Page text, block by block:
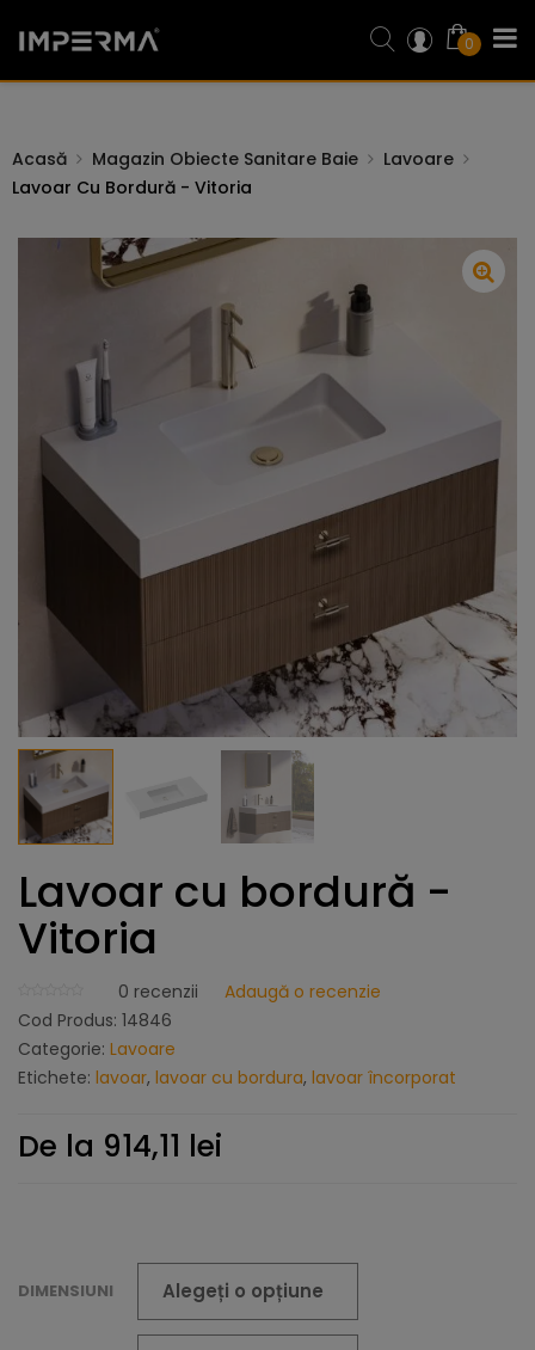
0
Acasă Magazin Obiecte Sanitare Baie
Lavoare
Lavoar Cu Bordură - Vitoria
Lavoar cu bordură -
Vitoria
0 recenzii
Adaugă o recenzie
Cod Produs: 14846
Categorie: Lavoare
Etichete: lavoar, lavoar cu bordura, lavoar încorporat
De la 914,11 lei
DIMENSIUNI